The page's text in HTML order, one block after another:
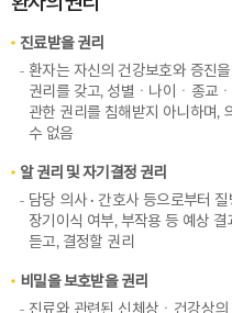
진료받을 권리
환자는 자신의 건강보호와 증진
권리를 갖고, 성별ㆍ나이ㆍ종교
관한 권리를 침해받지 아니하며,
수 없음
알 권리 및 자기결정 권리
담당 의사 · 간호사 등으로부터
장기이식 여부, 부작용 등 예상
듣고, 결정할 권리
비밀을 보호받을 권리
진료와 관련된 신체상ㆍ건강상